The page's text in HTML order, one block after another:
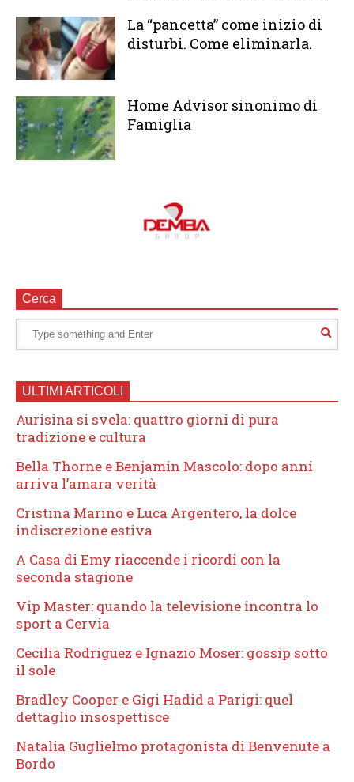
La “pancetta” come inizio di
disturbi. Come eliminarla.
Home Advisor sinonimo di
Famiglia
Cerca
ULTIMI ARTICOLI
Aurisina si svela: quattro giorni di pura
tradizione e cultura
Bella Thorne e Benjamin Mascolo: dopo anni
arriva l’amara verità
Cristina Marino e Luca Argentero, la dolce
indiscrezione estiva
A Casa di Emy riaccende i ricordi con la
seconda stagione
Vip Master: quando la televisione incontra lo
sport a Cervia
Cecilia Rodriguez e Ignazio Moser: gossip sotto
il sole
Bradley Cooper e Gigi Hadid a Parigi: quel
dettaglio insospettisce
Natalia Guglielmo protagonista di Benvenute a
Bordo